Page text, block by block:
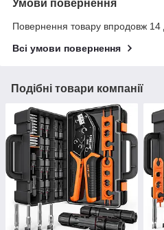
Умови повернення
Повернення товару впродовж 14
Всі умови повернення
Подібні товари компанії